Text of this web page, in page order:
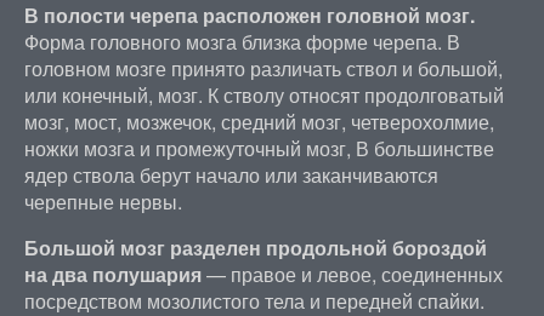
В полости черепа расположен головной мозг.
Форма головного мозга близка форме черепа. В
головном мозге принято различать ствол и большой,
или конечный, мозг. К стволу относят продолговатый
мозг, мост, мозжечок, средний мозг, четверохолмие,
ножки мозга и промежуточный мозг, В большинстве
ядер ствола берут начало или заканчиваются
черепные нервы.
Большой мозг разделен продольной бороздой
на два полушария— правое и левое, соединенных
посредством мозолистого тела и передней спайки.